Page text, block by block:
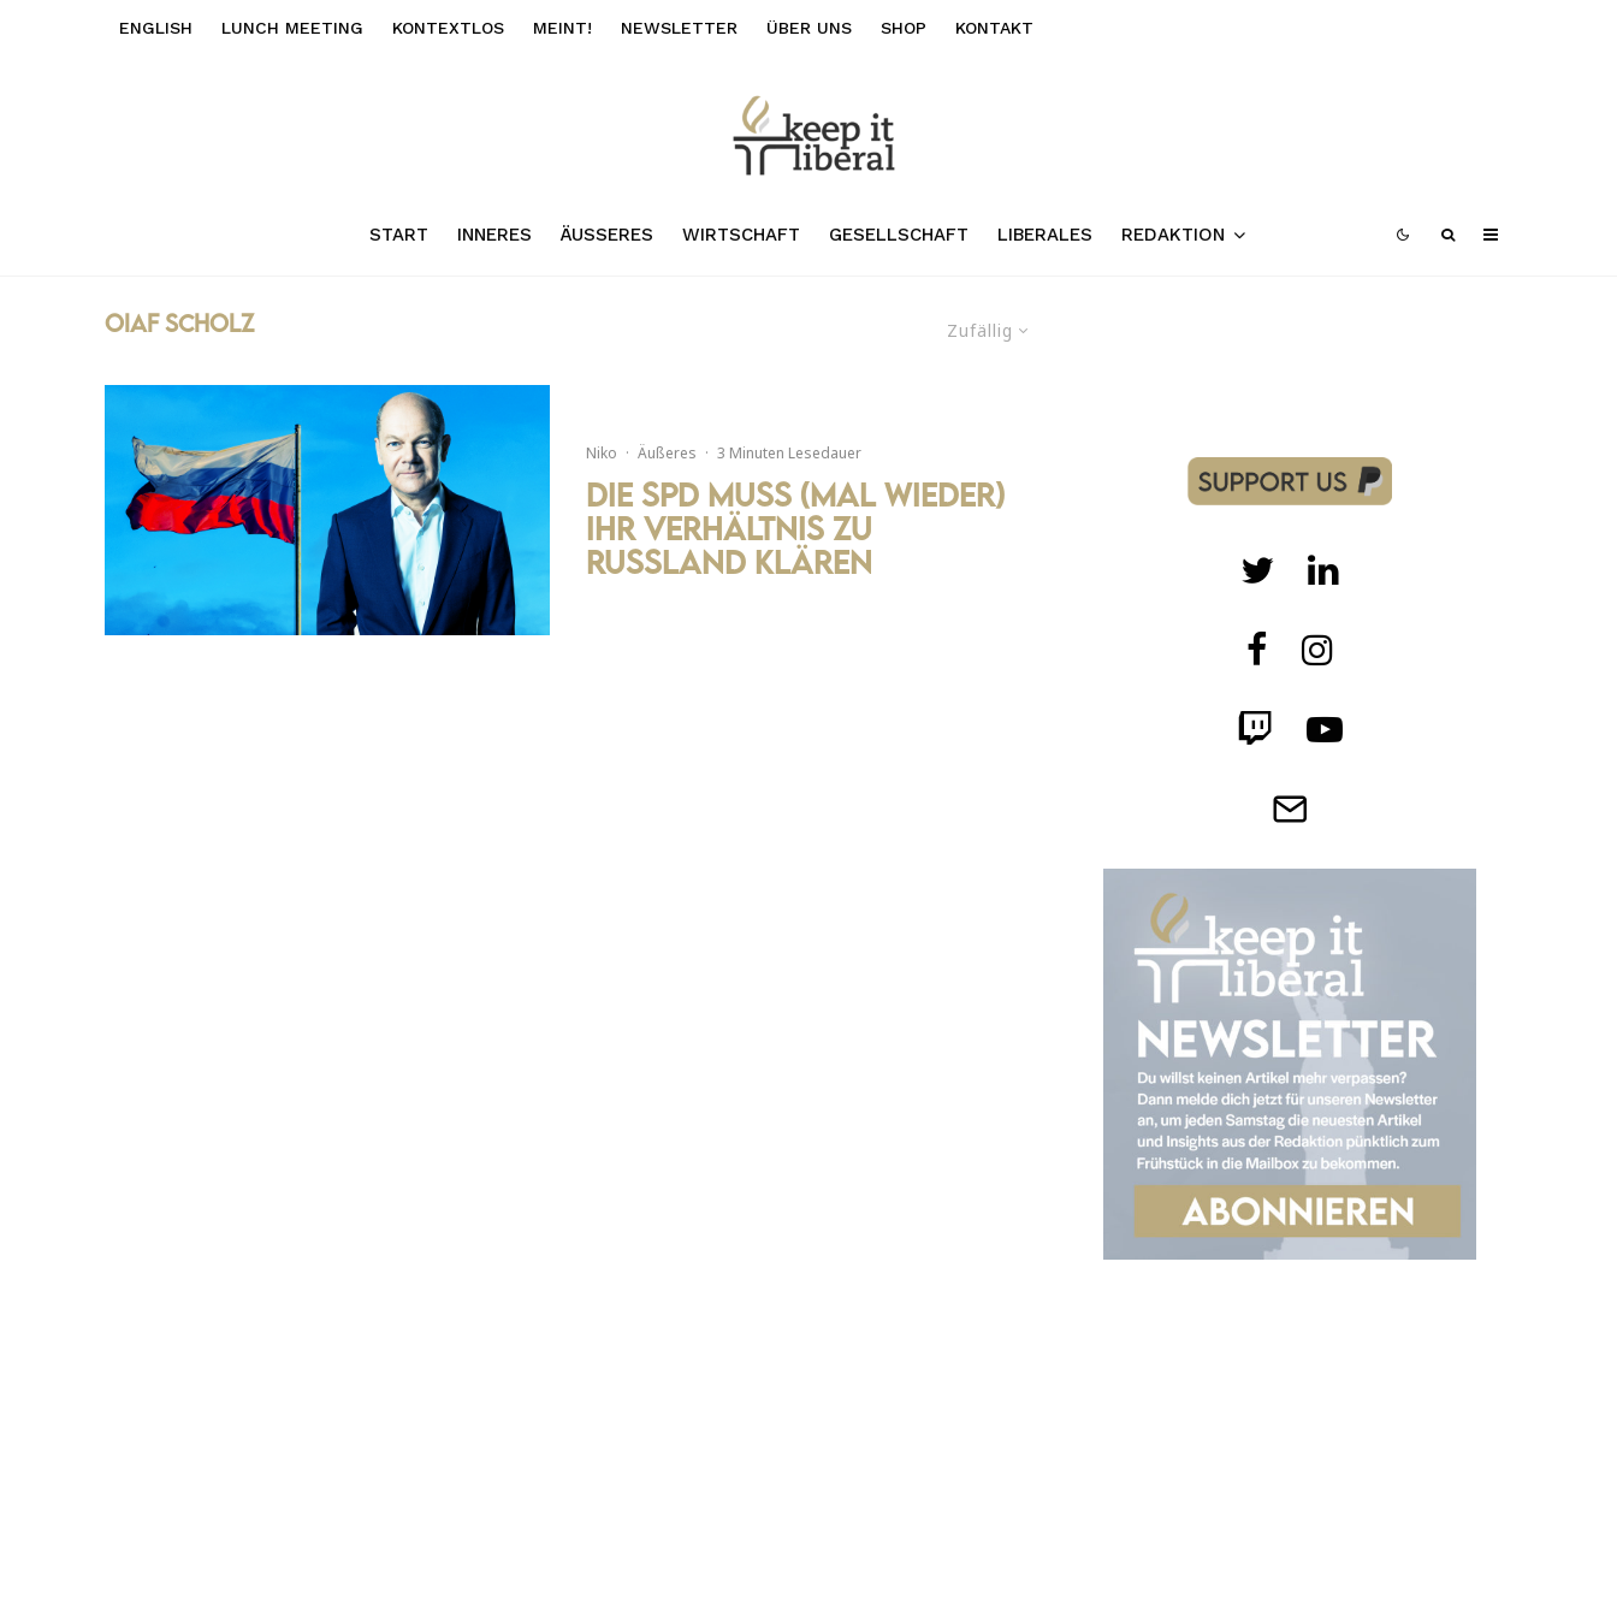
ENGLISH LUNCH MEETING KONTEXTLOS MEINT! NEWSLETTER ÜBER UNS SHOP KONTAKT
START INNERES ÄUSSERES WIRTSCHAFT GESELLSCHAFT LIBERALES REDAKTION
Zufällig
OIaf Scholz
Niko · Äußeres · 3 Minuten Lesedauer
Die SPD muss (mal wieder)
ihr Verhältnis zu
Russland klären